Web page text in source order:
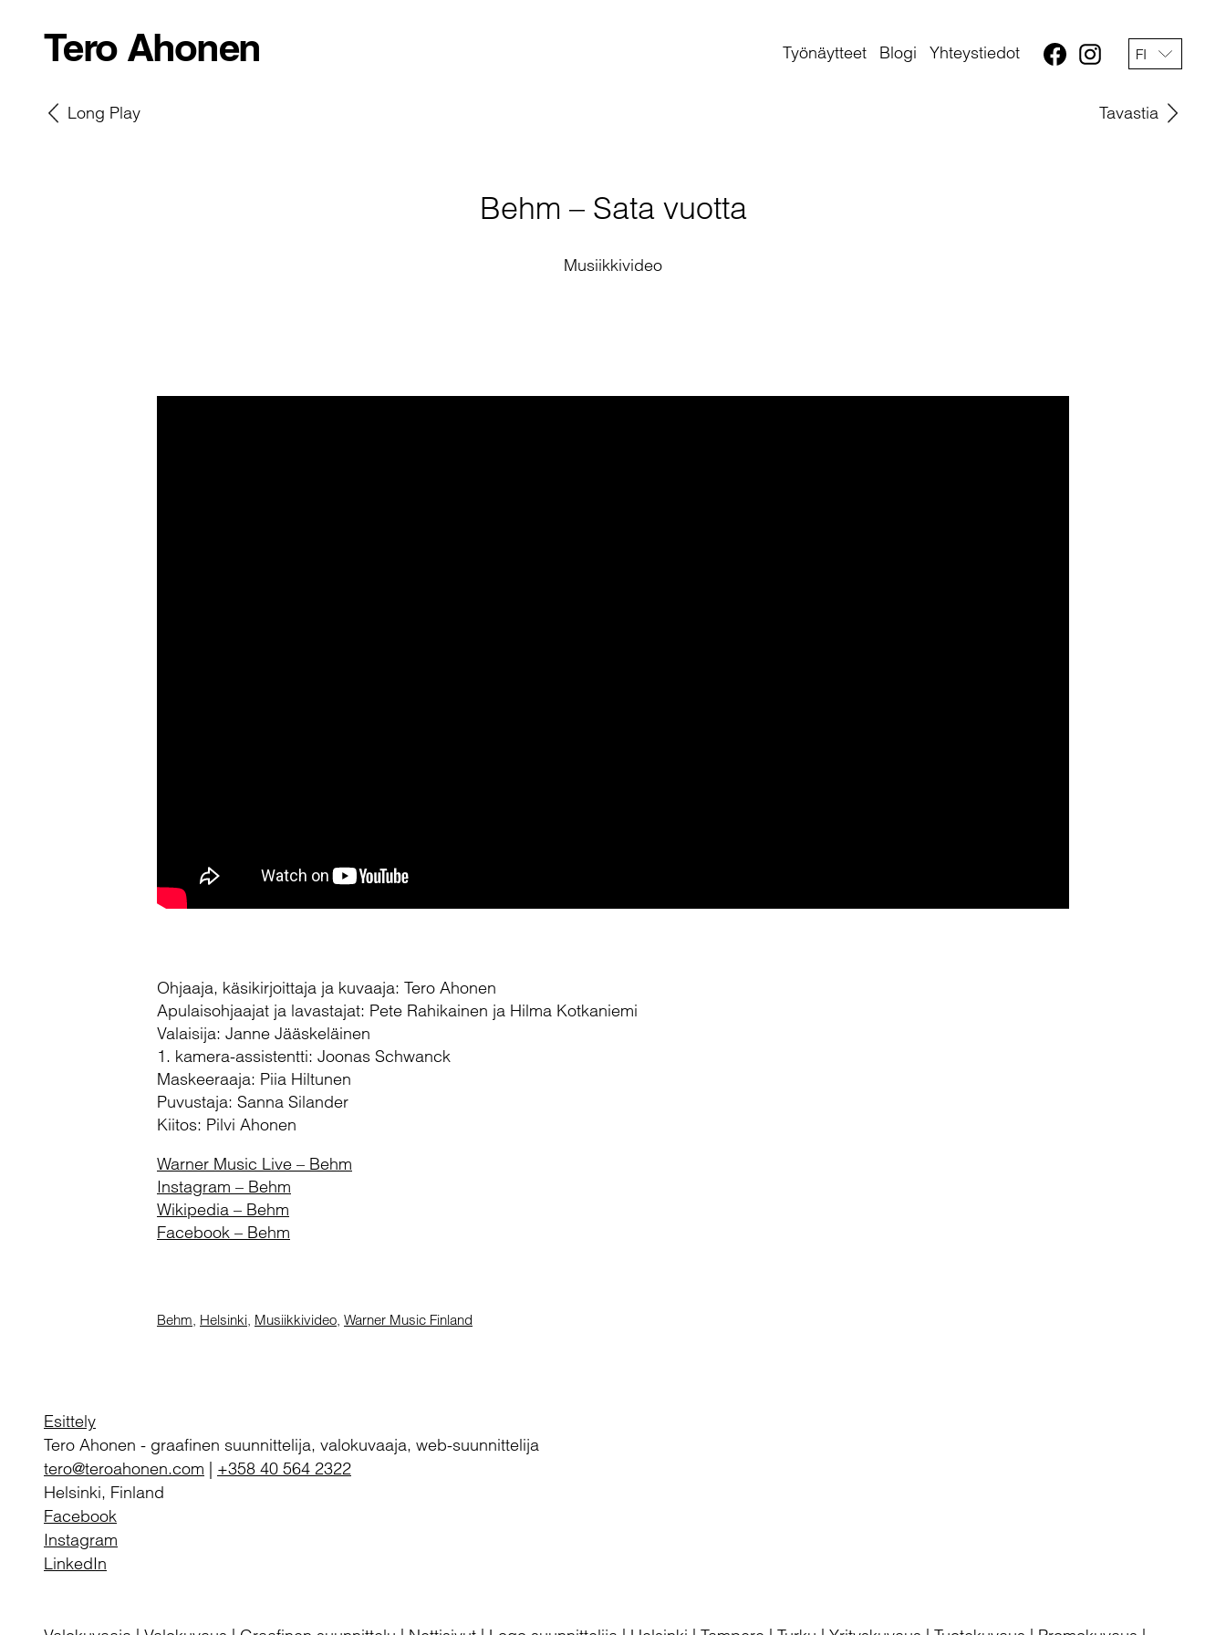
Tero Ahonen Työnäytteet Blogi Yhteystiedot FI
Tavastia
Long Play
Behm – Sata vuotta
Musiikkivideo
Ohjaaja, käsikirjoittaja ja kuvaaja: Tero Ahonen
Apulaisohjaajat ja lavastajat: Pete Rahikainen ja Hilma Kotkaniemi
Valaisija: Janne Jääskeläinen
1. kamera-assistentti: Joonas Schwanck
Maskeeraaja: Piia Hiltunen
Puvustaja: Sanna Silander
Kiitos: Pilvi Ahonen
Warner Music Live – Behm
Instagram – Behm
Wikipedia – Behm
Facebook – Behm
Behm Helsinki Musiikkivideo Warner Music Finland
Esittely
Tero Ahonen - graafinen suunnittelija, valokuvaaja, web-suunnittelija
tero@teroahonen.com | +358 40 564 2322
Helsinki, Finland
Facebook
Instagram
LinkedIn